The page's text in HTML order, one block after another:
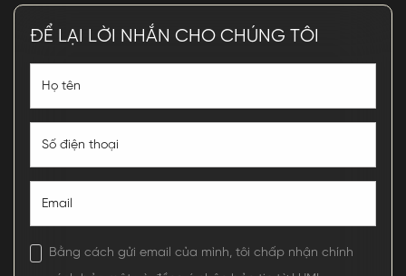
ĐỂ LẠI LỜI NHẮN CHO CHÚNG TÔI
Bằng cách gửi email của mình, tôi chấp nhận chính